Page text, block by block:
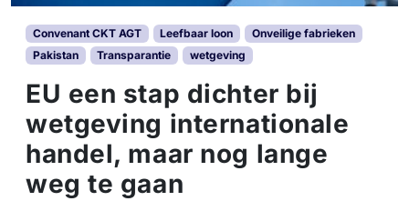
Convenant CKT AGT Leefbaar loon
Onveilige fabrieken
Pakistan
Transparantie wetgeving
EU een stap dichter bij
wetgeving internationale
handel, maar nog lange
weg te gaan